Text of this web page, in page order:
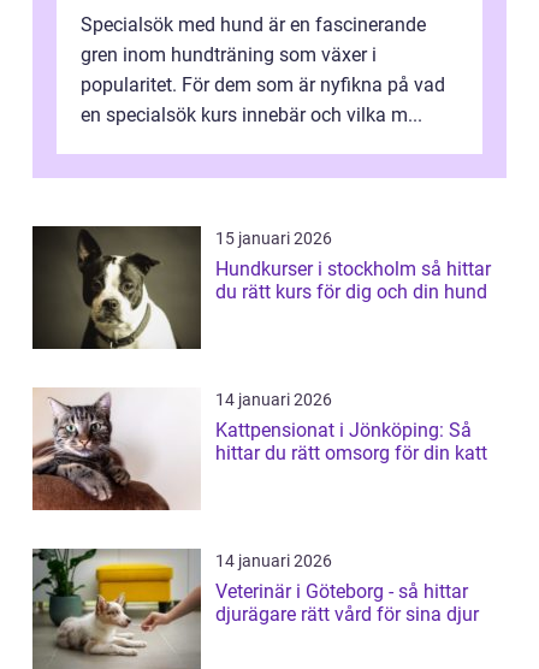
Specialsök med hund är en fascinerande
gren inom hundträning som växer i
popularitet. För dem som är nyfikna på vad
en specialsök kurs innebär och vilka m...
15 januari 2026
Hundkurser i stockholm så hittar
du rätt kurs för dig och din hund
14 januari 2026
Kattpensionat i Jönköping: Så
hittar du rätt omsorg för din katt
14 januari 2026
Veterinär i Göteborg - så hittar
djurägare rätt vård för sina djur